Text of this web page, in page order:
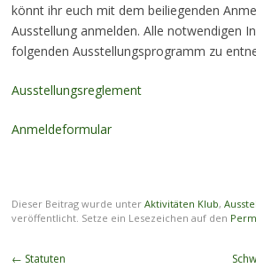
könnt ihr euch mit dem beiliegenden
Ausstellung anmelden. Alle notwendigen
folgenden Ausstellungsprogramm zu
Ausstellungsreglement
Anmeldeformular
Dieser Beitrag wurde unter Aktivitäten Klub,
veröffentlicht. Setze ein Lesezeichen auf den
Beitragsnavigation
← Statuten